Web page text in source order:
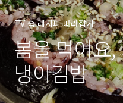
TV 속 레시피 따라잡기
봄을 먹어요
냉이김밥